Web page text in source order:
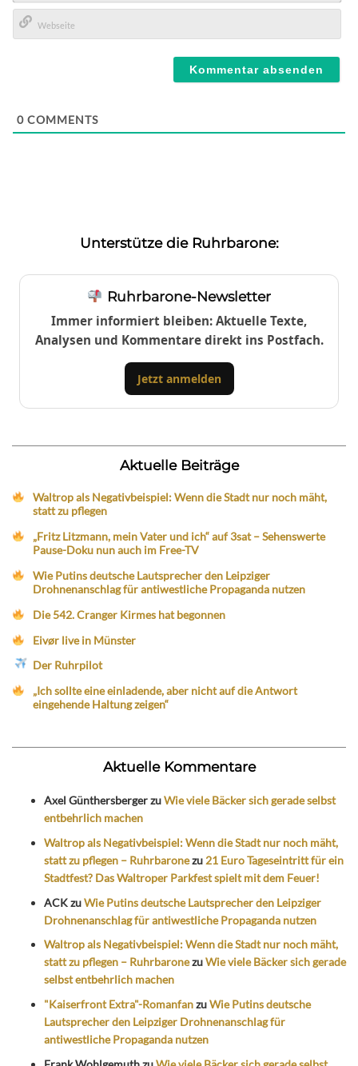
E-
Mail*
0 COMMENTS
Unterstütze die Ruhrbarone:
Ruhrbarone-Newsletter
Immer informiert bleiben: Aktuelle Texte,
Analysen und Kommentare direkt ins Postfach.
Jetzt anmelden
Aktuelle Beiträge
Waltrop als Negativbeispiel: Wenn die Stadt nur noch mäht,
statt zu pflegen
„Fritz Litzmann, mein Vater und ich“ auf 3sat – Sehenswerte
Pause-Doku nun auch im Free-TV
Wie Putins deutsche Lautsprecher den Leipziger
Drohnenanschlag für antiwestliche Propaganda nutzen
Die 542. Cranger Kirmes hat begonnen
Eivør live in Münster
Der Ruhrpilot
„Ich sollte eine einladende, aber nicht auf die Antwort
eingehende Haltung zeigen“
Aktuelle Kommentare
Axel GünthersbergerzuWie viele Bäcker sich gerade selbst
entbehrlich machen
Waltrop als Negativbeispiel: Wenn die Stadt nur noch mäht,
statt zu pflegen – Ruhrbaronezu 21 Euro Tageseintritt für ein
Stadtfest? Das Waltroper Parkfest spielt mit dem Feuer!
ACKzuWie Putins deutsche Lautsprecher den Leipziger
Drohnenanschlag für antiwestliche Propaganda nutzen
Waltrop als Negativbeispiel: Wenn die Stadt nur noch mäht,
statt zu pflegen – RuhrbaronezuWie viele Bäcker sich gerade
selbst entbehrlich machen
"Kaiserfront Extra"-RomanfanzuWie Putins deutsche
Lautsprecher den Leipziger Drohnenanschlag für
antiwestliche Propaganda nutzen